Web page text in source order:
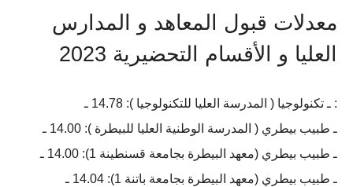
معدلات قبول المعاهد و المدارس
العليا و الأقسام التحضيرية 2023
: ـ تكنولوجيا ( المدرسة العليا للتكنولوجيا ): 14.78 ـ
ـ طبيب بيطري ( المدرسة الوطنية العليا للبيطرة ): 14.00 ـ
ـ طبيب بيطري (معھد البیطرة بجامعة قسنطینة 1): 14.00 ـ
ـ طبيب بيطري (معھد البیطرة بجامعة باتنة 1): 14.04 ـ